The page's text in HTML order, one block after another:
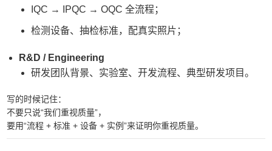
IQC → IPQC → OQC 全流程；
检测设备、抽检标准，配真实照片；
R&D / Engineering
研发团队背景、实验室、开发流程、典型研发项目。
写的时候记住：
不要只说“我们重视质量”，
要用“流程 + 标准 + 设备 + 实例”来证明你重视质量。